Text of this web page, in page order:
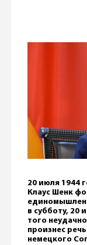
20 июля 1944
Клаус Шенк
в субботу, 20
того
произнес
немецкого